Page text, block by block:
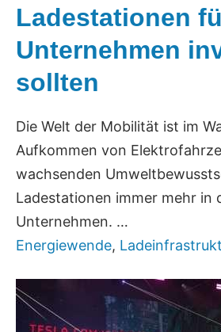
Ladestationen
Unternehmen
sollten
Die Welt der Mobilität ist im
Aufkommen von
wachsenden
Ladestationen immer mehr in
Unternehmen. …
Energiewende,